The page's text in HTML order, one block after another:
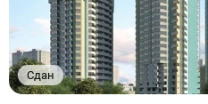
Сдан